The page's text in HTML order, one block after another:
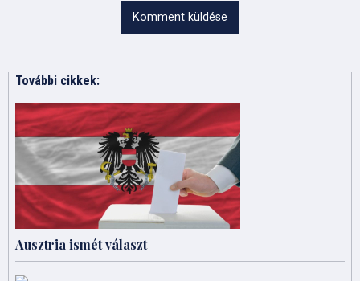
Komment küldése
További cikkek:
Ausztria ismét választ